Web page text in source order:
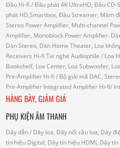
Đầu Hi-fi / Đầu phát 4K UltraHD, Đầu CD-
phát HD,Smartbox, Đầu Streamer, Mâm
Stereo Power Amplifier, Multi-channel
Amplifier, Monoblock Power Amplifier.
Dàn Stereo, Dàn Home Theater, Loa
Receivers Hi-fi Tai nghe Audiophile / Loa
Bookshelf, Loa Center, Loa Subwoofer,
Pre-Amplifier Hi-fi / Bộ giải mã DAC,
Pre-Amplifier Integrated Amplifier Hi-fi/
HÀNG BÀY, GIẢM GIÁ
PHỤ KIỆN ÂM THANH
Dây dẫn/ Dây loa, Dây nối cầu loa, Dây
tín hiệu Digital, Dây tín hiệu HDMI, Dây